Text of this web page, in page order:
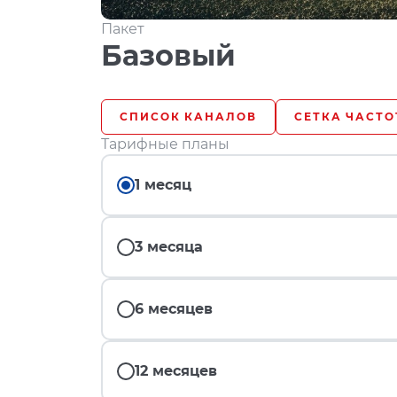
Пакет
Базовый
СПИСОК КАНАЛОВ СЕТКА
Тарифные планы
1 месяц
3 месяца
6 месяцев
12 месяцев